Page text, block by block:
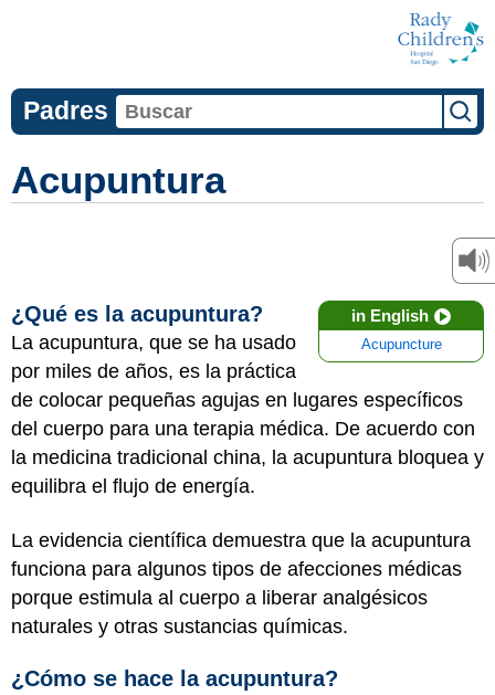
Padres
Acupuntura
in English
Acupuncture
¿Qué es la acupuntura?
La acupuntura, que se ha usado
por miles de años, es la práctica
de colocar pequeñas agujas en lugares específicos
del cuerpo para una terapia médica. De acuerdo con
la medicina tradicional china, la acupuntura bloquea y
equilibra el flujo de energía.
La evidencia científica demuestra que la acupuntura
funciona para algunos tipos de afecciones médicas
porque estimula al cuerpo a liberar analgésicos
naturales y otras sustancias químicas.
¿Cómo se hace la acupuntura?